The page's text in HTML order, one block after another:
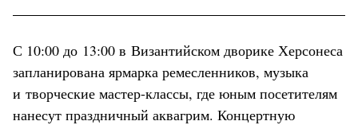
С 10:00 до 13:00 в Византийском дворике Херсонеса
запланирована ярмарка ремесленников, музыка
и творческие мастер-классы, где юным посетителям
нанесут праздничный аквагрим. Концертную